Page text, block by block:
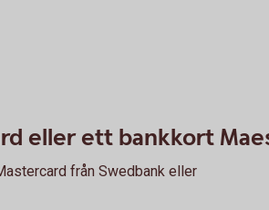
eller ett bankkort
från Swedbank eller